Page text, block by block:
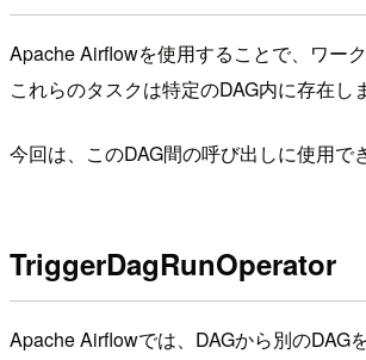
Apache Airflowを使用することで、ワー
これらのタスクは特定のDAG内に存在し
今回は、このDAG間の呼び出しに使用で
TriggerDagRunOperator
Apache Airflowでは、DAGから別のDAG